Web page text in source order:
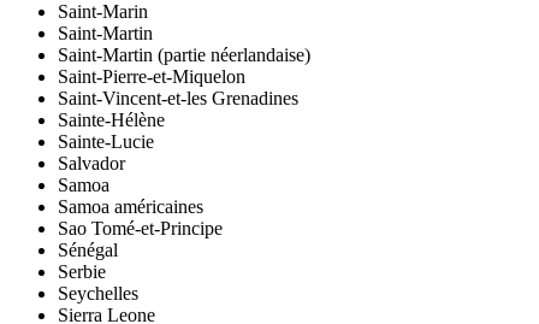
Saint-Marin
Saint-Martin
Saint-Martin (partie néerlandaise)
Saint-Pierre-et-Miquelon
Saint-Vincent-et-les Grenadines
Sainte-Hélène
Sainte-Lucie
Salvador
Samoa
Samoa américaines
Sao Tomé-et-Principe
Sénégal
Serbie
Seychelles
Sierra Leone